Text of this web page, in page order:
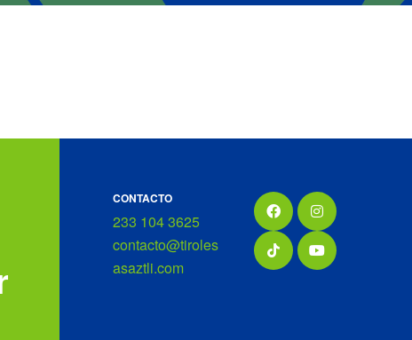
CONTACTO
233 104 3625
contacto@tiroles
asaztli.com